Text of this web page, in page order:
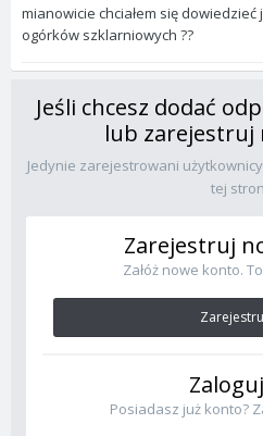
mianowicie chciałem się
ogórków szklarniowych ??
Jeśli chcesz dodać
lub zarejestruj
Jedynie zarejestrowani
tej
Zarejestruj
Załóż nowe konto.
Posiadasz już konto?